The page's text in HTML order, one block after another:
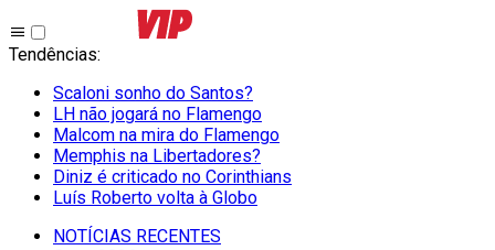
Tendências:
Scaloni sonho do Santos?
LH não jogará no Flamengo
Malcom na mira do Flamengo
Memphis na Libertadores?
Diniz é criticado no Corinthians
Luís Roberto volta à Globo
NOTÍCIAS RECENTES